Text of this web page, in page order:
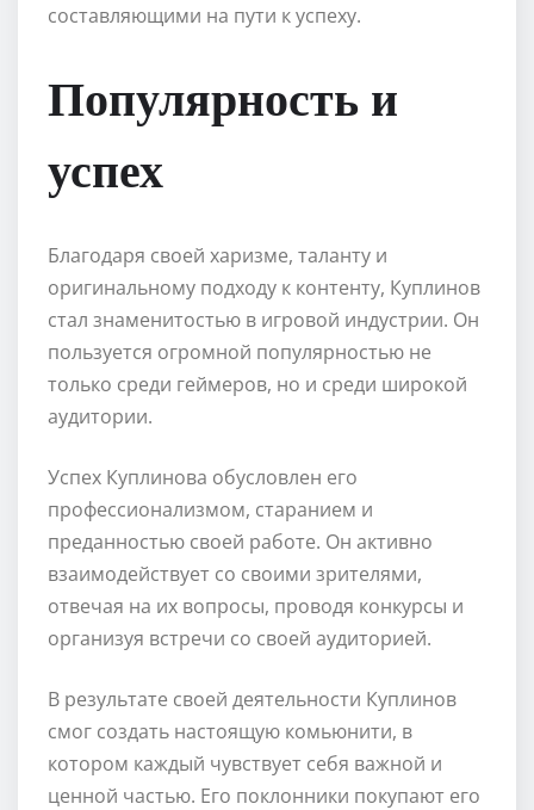
составляющими на пути к успеху.
Популярность и
успех
Благодаря своей харизме, таланту и
оригинальному подходу к контенту, Куплинов
стал знаменитостью в игровой индустрии. Он
пользуется огромной популярностью не
только среди геймеров, но и среди широкой
аудитории.
Успех Куплинова обусловлен его
профессионализмом, старанием и
преданностью своей работе. Он активно
взаимодействует со своими зрителями,
отвечая на их вопросы, проводя конкурсы и
организуя встречи со своей аудиторией.
В результате своей деятельности Куплинов
смог создать настоящую комьюнити, в
котором каждый чувствует себя важной и
ценной частью. Его поклонники покупают его